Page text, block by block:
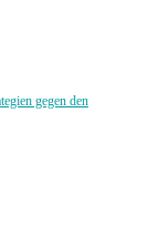
gegen den